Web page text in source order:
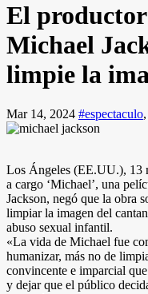
El
Michael
limpie la
Mar 14, 2024 #espectaculo,
Los Ángeles (EE.UU.), 13
a cargo ‘Michael’, una
Jackson, negó que la obra
limpiar la imagen del
abuso sexual infantil.
«La vida de Michael fue
humanizar, más no de
convincente e imparcial
y dejar que el público